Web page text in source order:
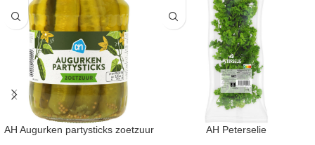
AH Augurken partysticks zoetzuur AH Peterselie